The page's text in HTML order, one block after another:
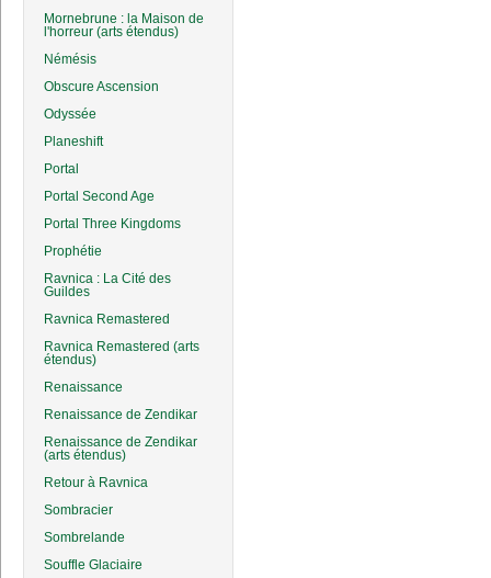
Mornebrune : la Maison de
l'horreur (arts étendus)
Némésis
Obscure Ascension
Odyssée
Planeshift
Portal
Portal Second Age
Portal Three Kingdoms
Prophétie
Ravnica : La Cité des
Guildes
Ravnica Remastered
Ravnica Remastered (arts
étendus)
Renaissance
Renaissance de Zendikar
Renaissance de Zendikar
(arts étendus)
Retour à Ravnica
Sombracier
Sombrelande
Souffle Glaciaire